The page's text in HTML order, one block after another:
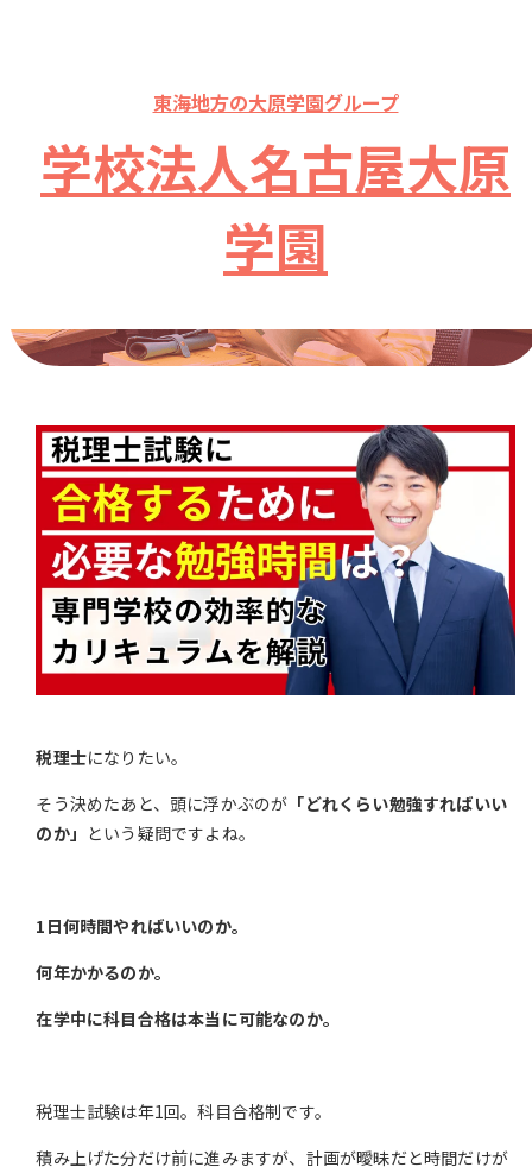
東海地方の大原学園グループ
学校法人名古屋大原
学園
税理士試験に合格するために必要な勉強時間
は？専門学校の効率的なカリキュラムを解説
税理士になりたい。
そう決めたあと、頭に浮かぶのが 「どれくらい勉強すればいい
のか」 という疑問ですよね。
1日何時間やればいいのか。
何年かかるのか。
在学中に科目合格は本当に可能なのか。
税理士試験は年1回。科目合格制です。
積み上げた分だけ前に進みますが、計画が曖昧だと時間だけが